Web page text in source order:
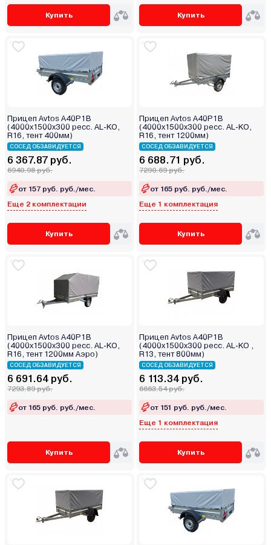
Купить Купить
Прицеп Avtos A40P1B
(4000х1500х300 ресс. AL-KO,
R16, тент 400мм)
СОСЕД ОБЗАВИДУЕТСЯ
6 367.87 руб.
6940.98 руб.
от 157 руб. руб./мес.
Еще 2 комплектации
Купить
Прицеп Avtos A40P1B
(4000х1500х300 ресс. AL-KO,
R16, тент 1200мм)
СОСЕД ОБЗАВИДУЕТСЯ
6 688.71 руб.
7290.69 руб.
от 165 руб. руб./мес.
Еще 1 комплектация
Купить
Прицеп Avtos A40P1B
(4000х1500х300 ресс. AL-KO,
R16, тент 1200мм Аэро)
СОСЕД ОБЗАВИДУЕТСЯ
6 691.64 руб.
7293.89 руб.
от 165 руб. руб./мес.
Купить
Прицеп Avtos A40P1B
(4000х1500х300 ресс. AL-KO ,
R13, тент 800мм)
СОСЕД ОБЗАВИДУЕТСЯ
6 113.34 руб.
6663.54 руб.
от 151 руб. руб./мес.
Еще 1 комплектация
Купить